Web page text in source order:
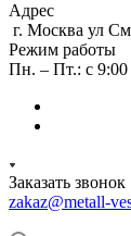
Адрес
г. Москва ул
Режим работы
Пн. – Пт.: с 9:00
Заказать звонок
zakaz@metall-